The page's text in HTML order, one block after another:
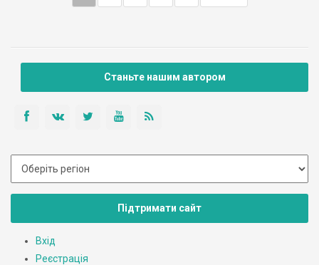
Станьте нашим автором
Підтримати сайт
Вхід
Реєстрація